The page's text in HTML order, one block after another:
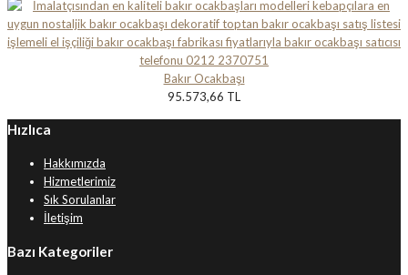
Bakır Ocakbaşı
95.573,66 TL
Hızlıca
Hakkımızda
Hizmetlerimiz
Sık Sorulanlar
İletişim
Bazı Kategoriler